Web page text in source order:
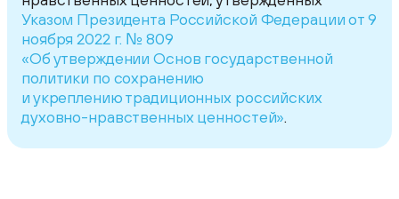
Указом Президента Российской Федерации от 9
ноября 2022 г. № 809
«Об утверждении Основ государственной
политики по сохранению
и укреплению традиционных российских
духовно-нравственных ценностей».